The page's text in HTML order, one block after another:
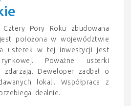
Cztery Pory Roku zbudowana
położona w województwie
usterek w tej inwestycji jest
Poważne usterki
Deweloper zadbał o
lokali. Współpraca z
idealnie.